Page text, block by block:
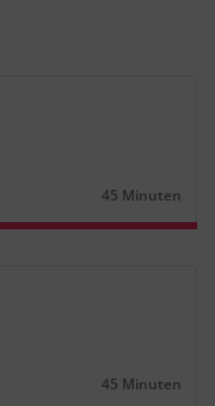
Dauer:
45 Minuten
Dauer:
45 Minuten